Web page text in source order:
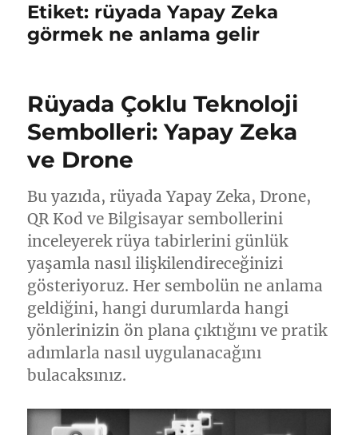
Etiket: rüyada Yapay Zeka
görmek ne anlama gelir
Rüyada Çoklu Teknoloji
Sembolleri: Yapay Zeka
ve Drone
Bu yazıda, rüyada Yapay Zeka, Drone,
QR Kod ve Bilgisayar sembollerini
inceleyerek rüya tabirlerini günlük
yaşamla nasıl ilişkilendireceğinizi
gösteriyoruz. Her sembolün ne anlama
geldiğini, hangi durumlarda hangi
yönlerinizin ön plana çıktığını ve pratik
adımlarla nasıl uygulanacağını
bulacaksınız.